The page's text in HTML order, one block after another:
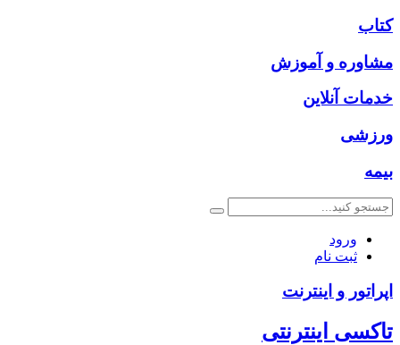
کتاب
مشاوره و آموزش
خدمات آنلاین
ورزشی
بیمه
ورود
ثبت نام
اپراتور و اینترنت
تاکسی اینترنتی